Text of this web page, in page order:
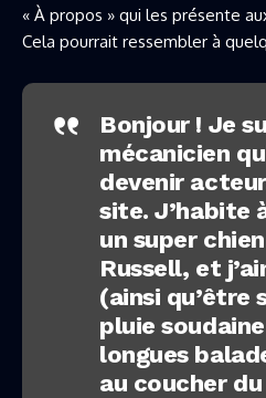
« À propos » qui les présente
Cela pourrait ressembler à
Bonjour ! Je
mécanicien
devenir
site. J’habite
un super
Russell, et
(ainsi qu’être
pluie
longues
au coucher